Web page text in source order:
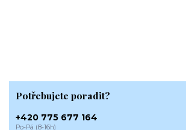
Potřebujete poradit?
+420 775 677 164
Po-Pá (8-16h)